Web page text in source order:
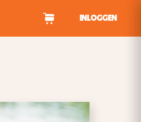
INLOGGEN